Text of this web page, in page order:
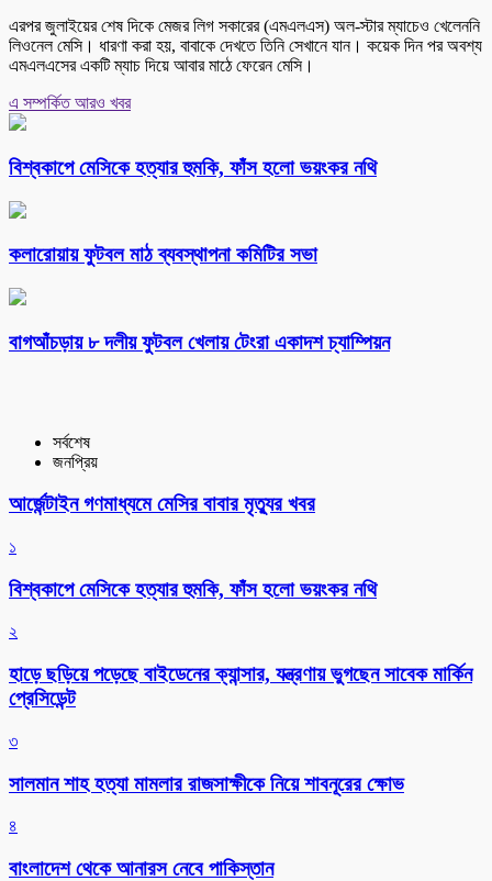
এরপর জুলাইয়ের শেষ দিকে মেজর লিগ সকারের (এমএলএস) অল-স্টার ম্যাচেও খেলেননি
লিওনেল মেসি। ধারণা করা হয়, বাবাকে দেখতে তিনি সেখানে যান। কয়েক দিন পর অবশ্য
এমএলএসের একটি ম্যাচ দিয়ে আবার মাঠে ফেরেন মেসি।
এ সম্পর্কিত আরও খবর
বিশ্বকাপে মেসিকে হত্যার হুমকি, ফাঁস হলো ভয়ংকর নথি
কলারোয়ায় ফুটবল মাঠ ব্যবস্থাপনা কমিটির সভা
বাগআঁচড়ায় ৮ দলীয় ফুটবল খেলায় টেংরা একাদশ চ্যাম্পিয়ন
সর্বশেষ
জনপ্রিয়
আর্জেন্টাইন গণমাধ্যমে মেসির বাবার মৃত্যুর খবর
১
বিশ্বকাপে মেসিকে হত্যার হুমকি, ফাঁস হলো ভয়ংকর নথি
২
হাড়ে ছড়িয়ে পড়েছে বাইডেনের ক্যান্সার, যন্ত্রণায় ভুগছেন সাবেক মার্কিন
প্রেসিডেন্ট
৩
সালমান শাহ হত্যা মামলার রাজসাক্ষীকে নিয়ে শাবনূরের ক্ষোভ
৪
বাংলাদেশ থেকে আনারস নেবে পাকিস্তান